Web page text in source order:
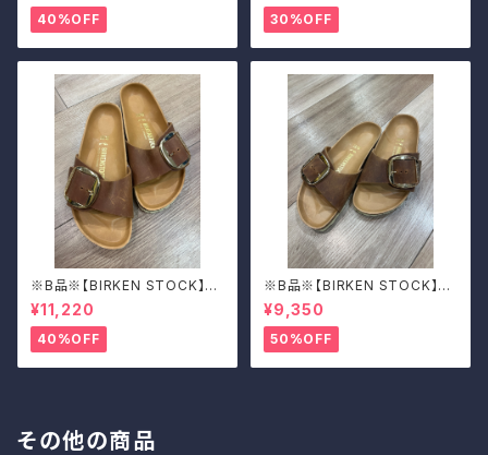
40%OFF 30%OFF
※B品※【BIRKEN STOCK】M
adrid Big Buckle/マドリッド
ビッグバックル 39
¥11,220
40%OFF
※B品※【BIRKEN STOCK】M
adrid Big Buckle/マドリッド
ビッグバックル 39
¥9,350
50%OFF
その他の商品